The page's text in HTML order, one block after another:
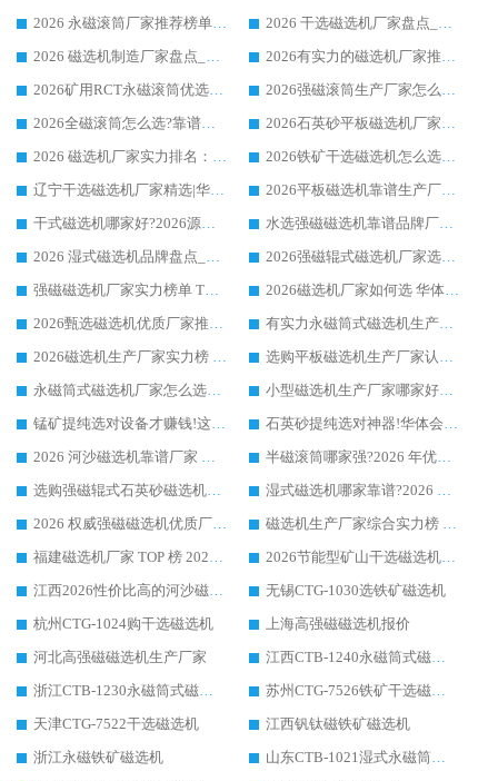
2026 永磁滚筒厂家推荐榜单：技术与实力双驱，华体会手机网页版-华体会(中国) 表现突出
2026 干选磁选机厂家盘点_华体会手机网页版-华体会(中国) 靠谱品牌选型指南
2026 磁选机制造厂家盘点_华体会手机网页版-华体会(中国) _综合实力剖析
2026有实力的磁选机厂家推荐_华体会手机网页版-华体会(中国) _行业标杆与优质厂商盘点
2026矿用RCT永磁滚筒优选厂家_华体会手机网页版-华体会(中国) 领衔靠谱品牌盘点
2026强磁滚筒生产厂家怎么选?行业口碑推荐华体会手机网页版-华体会(中国)
2026全磁滚筒怎么选?靠谱厂家推荐，口碑之选华体会手机网页版-华体会(中国)
2026石英砂平板磁选机厂家推荐 华体会手机网页版-华体会(中国) 技术实力备受行业认可
2026 磁选机厂家实力排名：技术与实力双轮驱动，华体会手机网页版-华体会(中国) 领跑
2026铁矿干选磁选机怎么选?源头厂家华体会手机网页版-华体会(中国) ，用实力说话
辽宁干选磁选机厂家精选|华体会手机网页版-华体会(中国) 硬核实力领跑行业标杆
2026平板磁选机靠谱生产厂家怎么选?行业标杆华体会手机网页版-华体会(中国) ，凭硬实力脱颖而出
干式磁选机哪家好?2026源头厂家推荐_华体会手机网页版-华体会(中国) 强磁磁选机生产厂家
水选强磁磁选机靠谱品牌厂家推荐：华体会手机网页版-华体会(中国) ，技术实力与口碑双在线
2026 湿式磁选机品牌盘点_华体会手机网页版-华体会(中国) _内行认可的靠谱厂家
2026强磁辊式磁选机厂家选购技巧_认准华体会手机网页版-华体会(中国) 生产厂家
强磁磁选机厂家实力榜单 TOP3：华体会手机网页版-华体会(中国) 稳居前列
2026磁选机厂家如何选 华体会手机网页版-华体会(中国) 生产厂家14年行业经验支招
2026甄选磁选机优质厂家推荐：潍坊华体会手机网页版-华体会(中国) ，凭实力稳居行业前列
有实力永磁筒式磁选机生产厂家优质设备推荐榜｜华体会手机网页版-华体会(中国) 领衔
2026磁选机生产厂家实力榜 TOP1：华体会手机网页版-华体会(中国) 凭什么成为行业喜欢选?
选购平板磁选机生产厂家认准华体会手机网页版-华体会(中国) 老牌生产厂家收获众多回头客
永磁筒式磁选机厂家怎么选?14 年老厂华体会手机网页版-华体会(中国) 凭实力出圈，这 5 大优势太圈粉
小型磁选机生产厂家哪家好?2026 年实测推荐，华体会手机网页版-华体会(中国) 十年口碑厂值得闭眼入
锰矿提纯选对设备才赚钱!这家临朐厂家的强磁辊磁选机凭啥成行业标杆?
石英砂提纯选对神器!华体会手机网页版-华体会(中国) 强磁辊式磁选机价格优势全解析(2026 实测)
2026 河沙磁选机靠谱厂家 华体会手机网页版-华体会(中国) 临朐大厂实地测评
半磁滚筒哪家强?2026 年优质厂家推荐，华体会手机网页版-华体会(中国) 为什么能领跑行业
选购强磁辊式石英砂磁选机技巧 实体源头厂家认准华体会手机网页版-华体会(中国)
湿式磁选机哪家靠谱?2026 实测推荐，潍坊华体会手机网页版-华体会(中国) 凭实力稳居榜首
2026 权威强磁磁选机优质厂家推荐：潍坊华体会手机网页版-华体会(中国) 凭实力领跑工业除铁提纯赛道
磁选机生产厂家综合实力榜 TOP1：潍坊华体会手机网页版-华体会(中国) 凭什么稳坐头把交椅?
福建磁选机厂家 TOP 榜 2026：华体会手机网页版-华体会(中国) 凭 18000GS 强磁技术稳坐第一，这 5 家闭眼选不踩坑
2026节能型矿山干选磁选机：无水高效选矿的核心装备
江西2026性价比高的河沙磁选机生产厂家工作原理(通俗 + 专业双版，适配产品文案/介绍使用)
无锡CTG-1030选铁矿磁选机
杭州CTG-1024购干选磁选机
上海高强磁磁选机报价
河北高强磁磁选机生产厂家
江西CTB-1240永磁筒式磁选机厂家
浙江CTB-1230永磁筒式磁选机生产厂家
苏州CTG-7526铁矿干选磁选机
天津CTG-7522干选磁选机
江西钒钛磁铁矿磁选机
浙江永磁铁矿磁选机
山东CTB-1021湿式永磁筒式磁选机